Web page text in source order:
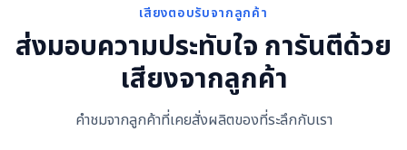
เสียงตอบรับจากลูกค้า
ส่งมอบความประทับใจ การันตีด้วย
เสียงจากลูกค้า
คำชมจากลูกค้าที่เคยสั่งผลิตของที่ระลึกกับเรา